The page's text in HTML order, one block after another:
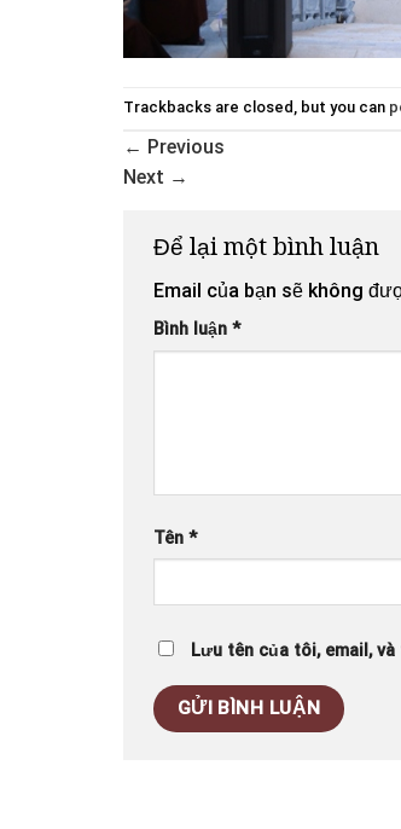
Trackbacks are closed, but you can
← Previous
Next →
Để lại một bình luận
Email của bạn sẽ không
Bình luận *
Tên *
Lưu tên của tôi, email,